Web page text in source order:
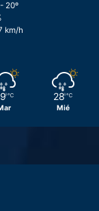
20º
km/h
℃ 28 ℃
Mié